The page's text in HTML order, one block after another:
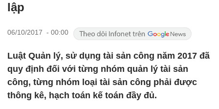
lập
06/10/2017 - 00:00
Luật Quản lý, sử dụng tài sản công năm 2017 đã
quy định đối với từng nhóm quản lý tài sản
công, từng nhóm loại tài sản công phải được
thông kê, hạch toán kế toán đầy đủ.